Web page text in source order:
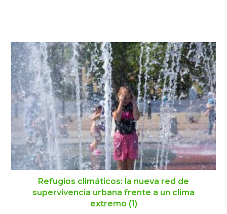
Refugios climáticos: la nueva red de
supervivencia urbana frente a un clima
extremo (1)